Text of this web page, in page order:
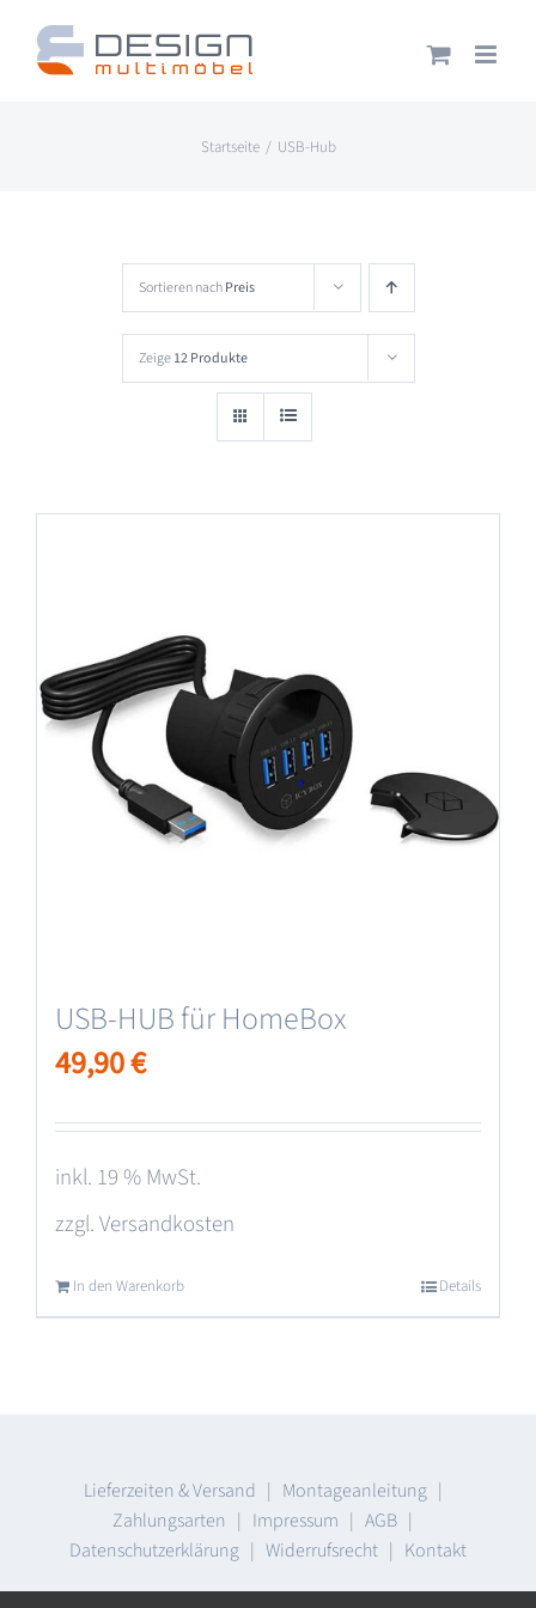
Zum
Inhalt
Startseite USB-Hub
Sortieren nachPreis
Zeige12 Produkte
USB-HUB für HomeBox
49,90€
inkl. 19 % MwSt.
zzgl.Versandkosten
In den Warenkorb Details
Lieferzeiten & Versand | Montageanleitung|
Zahlungsarten | Impressum | AGB |
Datenschutzerklärung | Widerrufsrecht | Kontakt